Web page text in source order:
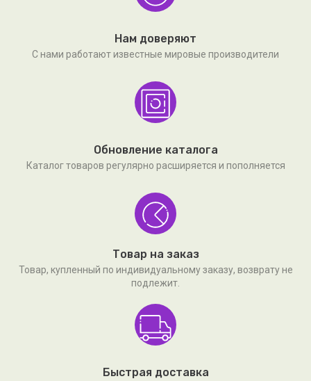
Нам доверяют
С нами работают известные мировые производители
Обновление каталога
Каталог товаров регулярно расширяется и пополняется
Товар на заказ
Товар, купленный по индивидуальному заказу, возврату не
подлежит.
Быстрая доставка